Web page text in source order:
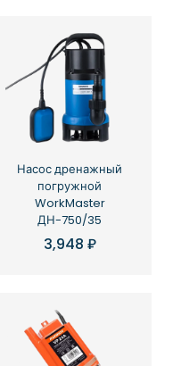
Насос дренажный
погружной
WorkMaster
ДН-750/35
3,948 ₽